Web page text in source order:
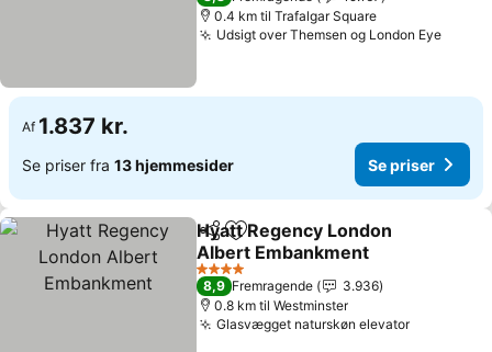
0.4 km til Trafalgar Square
Udsigt over Themsen og London EyeSe
Af 1.837 kr.
Se priser fra 13 hjemmesider Se priser
Del Føj til favoritter
Hyatt Regency London
Albert Embankment
Se priser
4 Stjerner
8,9 Fremragende
3.936
0.8 km til Westminster
Glasvægget naturskøn elevatorSe priser